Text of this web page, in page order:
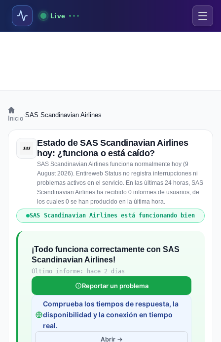
Live
Inicio SAS Scandinavian Airlines
Estado de SAS Scandinavian Airlines
hoy: ¿funciona o está caído?
SAS Scandinavian Airlines funciona normalmente hoy (9
August 2026). Entireweb Status no registra interrupciones ni
problemas activos en el servicio. En las últimas 24 horas, SAS
Scandinavian Airlines ha recibido 0 informes de usuarios, de
los cuales 0 se han producido en la última hora.
SAS Scandinavian Airlines está funcionando bien
¡Todo funciona correctamente con SAS
Scandinavian Airlines!
Último informe: hace 2 días
Reportar un problema
Comprueba los tiempos de respuesta, la
disponibilidad y la conexión en tiempo
real.
Abrir →